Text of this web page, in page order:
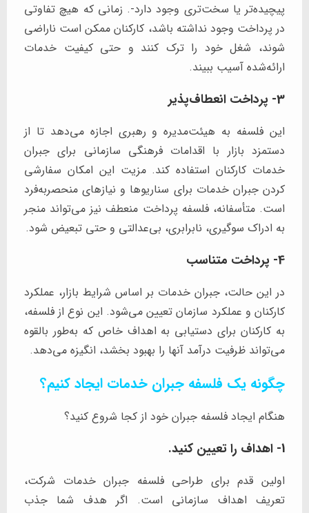
پیچیده‌تر یا سخت‌تری وجود دارد-. زمانی که هیچ تفاوتی
در پرداخت وجود نداشته باشد، کارکنان ممکن است ناراضی
شوند، شغل خود را ترک کنند و حتی کیفیت خدمات
ارائه‌شده آسیب ببیند.
3- پرداخت انعطاف‌پذیر
این فلسفه به هیئت‌مدیره و رهبری اجازه می‌دهد تا از
دستمزد بازار با اقدامات فرهنگی سازمانی برای جبران
خدمات کارکنان استفاده کند. مزیت این امکان سفارشی
کردن جبران خدمات برای سناریوها و نیازهای منحصربه‌فرد
است. متأسفانه، فلسفه پرداخت منعطف نیز می‌تواند منجر
به ادراک سوگیری، نابرابری، بی‌عدالتی و حتی تبعیض شود.
4- پرداخت متناسب
در این حالت، جبران خدمات بر اساس شرایط بازار، عملکرد
کارکنان و عملکرد سازمان تعیین می‌شود. این نوع از فلسفه،
به کارکنان برای دستیابی به اهداف خاص که به‌طور بالقوه
می‌تواند ظرفیت درآمد آنها را بهبود بخشد، انگیزه می‌دهد.
چگونه یک فلسفه جبران خدمات ایجاد کنیم؟
هنگام ایجاد فلسفه جبران خود از کجا شروع کنید؟
1- اهداف را تعیین کنید.
اولین قدم برای طراحی فلسفه جبران خدمات شرکت،
تعریف اهداف سازمانی است. اگر هدف شما جذب